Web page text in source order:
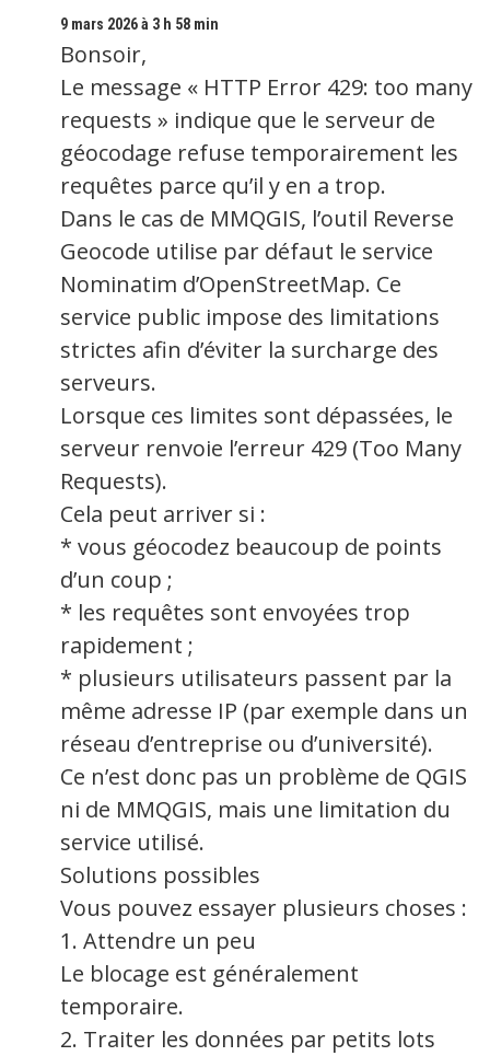
9 mars 2026 à 3 h 58 min
Bonsoir,
Le message « HTTP Error 429: too many
requests » indique que le serveur de
géocodage refuse temporairement les
requêtes parce qu’il y en a trop.
Dans le cas de MMQGIS, l’outil Reverse
Geocode utilise par défaut le service
Nominatim d’OpenStreetMap. Ce
service public impose des limitations
strictes afin d’éviter la surcharge des
serveurs.
Lorsque ces limites sont dépassées, le
serveur renvoie l’erreur 429 (Too Many
Requests).
Cela peut arriver si :
* vous géocodez beaucoup de points
d’un coup ;
* les requêtes sont envoyées trop
rapidement ;
* plusieurs utilisateurs passent par la
même adresse IP (par exemple dans un
réseau d’entreprise ou d’université).
Ce n’est donc pas un problème de QGIS
ni de MMQGIS, mais une limitation du
service utilisé.
Solutions possibles
Vous pouvez essayer plusieurs choses :
1. Attendre un peu
Le blocage est généralement
temporaire.
2. Traiter les données par petits lots